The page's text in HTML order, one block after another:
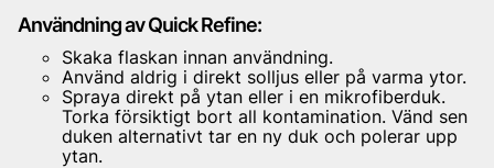
Användning av Quick Refine:
Skaka flaskan innan användning.
Använd aldrig i direkt solljus eller på varma ytor.
Spraya direkt på ytan eller i en mikrofiberduk.
Torka försiktigt bort all kontamination. Vänd sen
duken alternativt tar en ny duk och polerar upp
ytan.